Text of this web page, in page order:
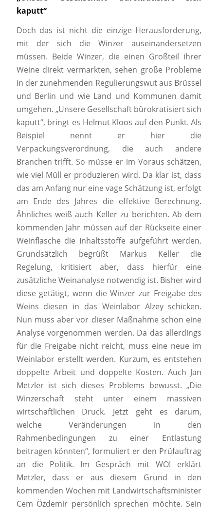
kaputt“
Doch das ist nicht die einzige Herausforderung,
mit der sich die Winzer auseinandersetzen
müssen. Beide Winzer, die einen Großteil ihrer
Weine direkt vermarkten, sehen große Probleme
in der zunehmenden Regulierungswut aus Brüssel
und Berlin und wie Land und Kommunen damit
umgehen. „Unsere Gesellschaft bürokratisiert sich
kaputt“, bringt es Helmut Kloos auf den Punkt. Als
Beispiel nennt er hier die
Verpackungsverordnung, die auch andere
Branchen trifft. So müsse er im Voraus schätzen,
wie viel Müll er produzieren wird. Da klar ist, dass
das am Anfang nur eine vage Schätzung ist, erfolgt
am Ende des Jahres die effektive Berechnung.
Ähnliches weiß auch Keller zu berichten. Ab dem
kommenden Jahr müssen auf der Rückseite einer
Weinflasche die Inhaltsstoffe aufgeführt werden.
Grundsätzlich begrüßt Markus Keller die
Regelung, kritisiert aber, dass hierfür eine
zusätzliche Weinanalyse notwendig ist. Bisher wird
diese getätigt, wenn die Winzer zur Freigabe des
Weins diesen in das Weinlabor Alzey schicken.
Nun muss aber vor dieser Maßnahme schon eine
Analyse vorgenommen werden. Da das allerdings
für die Freigabe nicht reicht, muss eine neue im
Weinlabor erstellt werden. Kurzum, es entstehen
doppelte Arbeit und doppelte Kosten. Auch Jan
Metzler ist sich dieses Problems bewusst. „Die
Winzerschaft steht unter einem massiven
wirtschaftlichen Druck. Jetzt geht es darum,
welche Veränderungen in den
Rahmenbedingungen zu einer Entlastung
beitragen könnten“, formuliert er den Prüfauftrag
an die Politik. Im Gespräch mitWO! erklärt
Metzler, dass er aus diesem Grund in den
kommenden Wochen mit Landwirtschaftsminister
Cem Özdemir persönlich sprechen möchte. Sein